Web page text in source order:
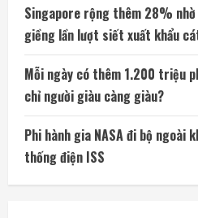
Singapore rộng thêm 28%
giềng lần lượt siết xuất khẩu
Mỗi ngày có thêm 1.200 triệu
chỉ người giàu càng giàu?
Phi hành gia NASA đi bộ ngoài
thống điện ISS